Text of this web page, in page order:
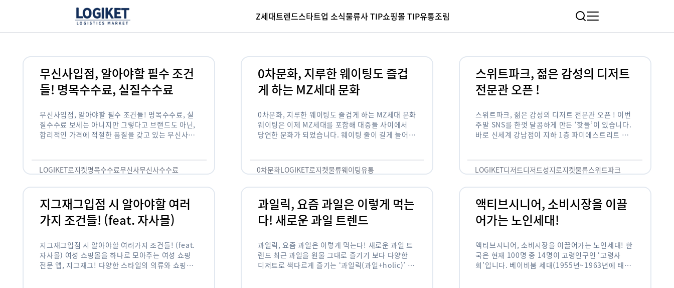
Z세대트렌드스타트업 소식물류사 TIP쇼핑몰 TIP유통조림
무신사입점, 알아야할 필수 조건
들! 명목수수료, 실질수수료
무신사입점, 알아야할 필수 조건들! 명목수수료, 실
질수수료 보세는 아니지만 그렇다고 브랜드도 아닌,
합리적인 가격에 적절한 품질을 갖고 있는 무신사!
LOGIKET로지켓명목수수료무신사무신사수수료
0차문화, 지루한 웨이팅도 즐겁
게 하는 MZ세대 문화
0차문화, 지루한 웨이팅도 즐겁게 하는 MZ세대 문화
웨이팅은 이제 MZ세대를 포함해 대중들 사이에서
당연한 문화가 되었습니다. 웨이팅 줄이 길게 늘어서
0차문화LOGIKET로지켓물류웨이팅유통
스위트파크, 젊은 감성의 디저트
전문관 오픈 !
스위트파크, 젊은 감성의 디저트 전문관 오픈 ! 이번
주말 SNS를 한껏 달콤하게 만든 ‘핫플’이 있습니다.
바로 신세계 강남점이 지하 1층 파미에스트리트 분
LOGIKET디저트디저트성지로지켓물류스위트파크
지그재그입점 시 알아야할 여러
가지 조건들! (feat. 자사몰)
지그재그입점 시 알아야할 여러가지 조건들! (feat.
자사몰) 여성 쇼핑몰을 하나로 모아주는 여성 쇼핑
전문 앱, 지그재그! 다양한 스타일의 의류와 쇼핑몰
과일릭, 요즘 과일은 이렇게 먹는
다! 새로운 과일 트렌드
과일릭, 요즘 과일은 이렇게 먹는다! 새로운 과일 트
렌드 최근 과일을 원물 그대로 즐기기 보다 다양한
디저트로 색다르게 즐기는 ‘과일릭(과일+holic)’ 트
액티브시니어, 소비시장을 이끌
어가는 노인세대!
액티브시니어, 소비시장을 이끌어가는 노인세대! 한
국은 현재 100명 중 14명이 고령인구인 ‘고령사
회’입니다. 베이비붐 세대(1955년~1963년에 태어